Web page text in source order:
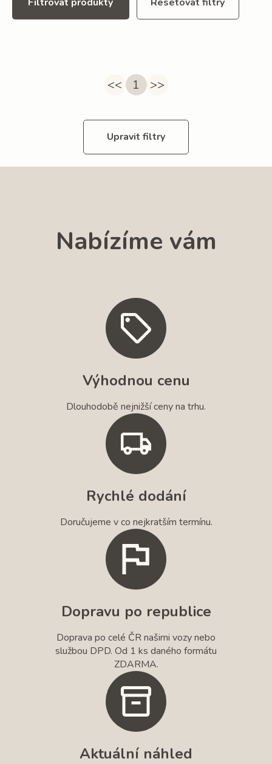
<< 1 >>
Upravit filtry
Nabízíme vám
Výhodnou cenu
Dlouhodobě nejnižší ceny na trhu.
Rychlé dodání
Doručujeme v co nejkratším termínu.
Dopravu po republice
Doprava po celé ČR našimi vozy nebo
službou DPD. Od 1 ks daného formátu
ZDARMA.
Aktuální náhled